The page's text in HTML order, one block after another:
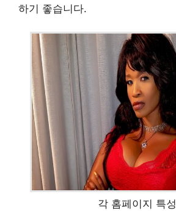
하기 좋습니다.
각 홈페이지 특성